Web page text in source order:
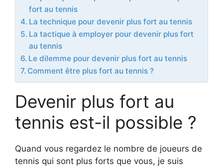
fort au tennis
La technique pour devenir plus fort au tennis
La tactique à employer pour devenir plus fort
au tennis
Le dilemme pour devenir plus fort au tennis
Comment être plus fort au tennis ?
Devenir plus fort au
tennis est-il possible ?
Quand vous regardez le nombre de joueurs de
tennis qui sont plus forts que vous, je suis